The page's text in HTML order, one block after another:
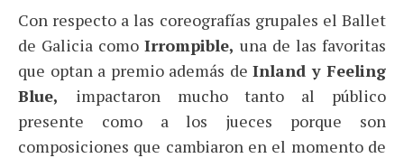
Con respecto a las coreografías grupales el Ballet
de Galicia como Irrompible, una de las favoritas
que optan a premio además de Inland y Feeling
Blue, impactaron mucho tanto al público
presente como a los jueces porque son
composiciones que cambiaron en el momento de